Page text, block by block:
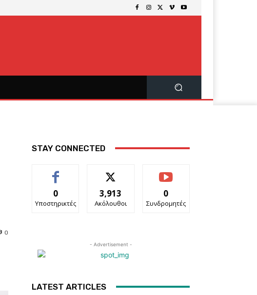
0
STAY CONNECTED
0
Υποστηρικτές
3,913
Ακόλουθοι
0
Συνδρομητές
- Advertisement -
LATEST ARTICLES